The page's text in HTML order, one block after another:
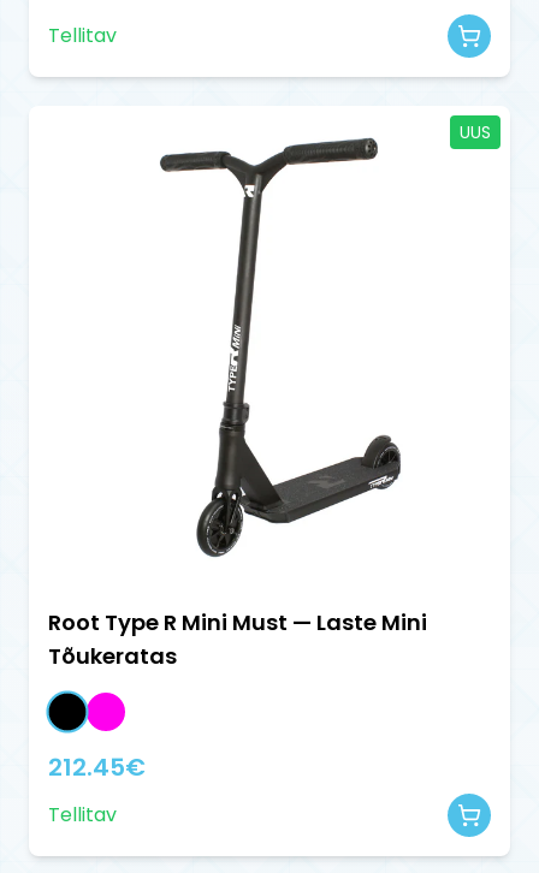
Tellitav
UUS
Root Type R Mini Must — Laste Mini
Tõukeratas
212.45€
Tellitav